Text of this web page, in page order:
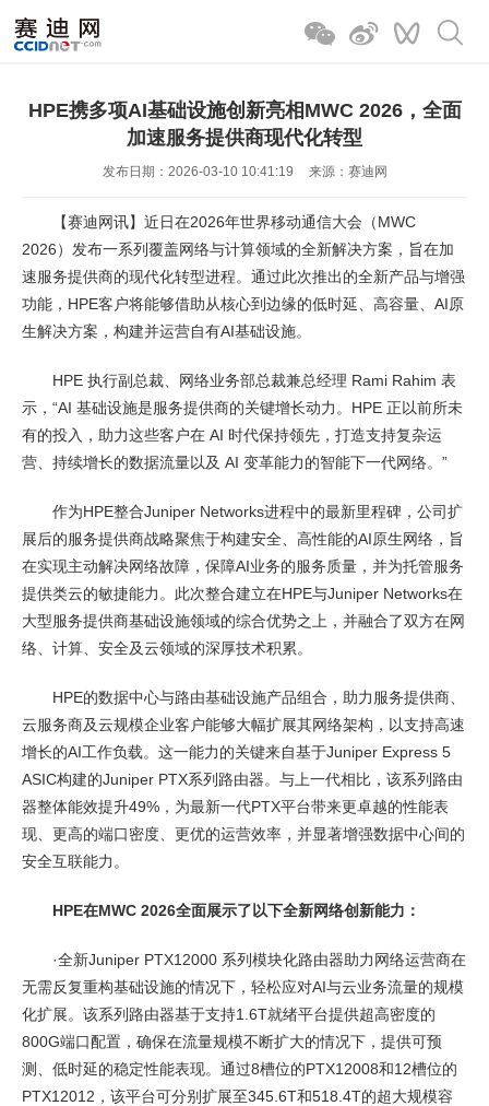
HPE携多项AI基础设施创新亮相MWC 2026，全面
加速服务提供商现代化转型
发布日期：2026-03-10 10:41:19 来源：赛迪网
【赛迪网讯】近日在2026年世界移动通信大会（MWC
2026）发布一系列覆盖网络与计算领域的全新解决方案，旨在加
速服务提供商的现代化转型进程。通过此次推出的全新产品与增强
功能，HPE客户将能够借助从核心到边缘的低时延、高容量、AI原
生解决方案，构建并运营自有AI基础设施。
HPE 执行副总裁、网络业务部总裁兼总经理 Rami Rahim 表
示，“AI 基础设施是服务提供商的关键增长动力。HPE 正以前所未
有的投入，助力这些客户在 AI 时代保持领先，打造支持复杂运
营、持续增长的数据流量以及 AI 变革能力的智能下一代网络。”
作为HPE整合Juniper Networks进程中的最新里程碑，公司扩
展后的服务提供商战略聚焦于构建安全、高性能的AI原生网络，旨
在实现主动解决网络故障，保障AI业务的服务质量，并为托管服务
提供类云的敏捷能力。此次整合建立在HPE与Juniper Networks在
大型服务提供商基础设施领域的综合优势之上，并融合了双方在网
络、计算、安全及云领域的深厚技术积累。
HPE的数据中心与路由基础设施产品组合，助力服务提供商、
云服务商及云规模企业客户能够大幅扩展其网络架构，以支持高速
增长的AI工作负载。这一能力的关键来自基于Juniper Express 5
ASIC构建的Juniper PTX系列路由器。与上一代相比，该系列路由
器整体能效提升49%，为最新一代PTX平台带来更卓越的性能表
现、更高的端口密度、更优的运营效率，并显著增强数据中心间的
安全互联能力。
HPE在MWC 2026全面展示了以下全新网络创新能力：
·全新Juniper PTX12000 系列模块化路由器助力网络运营商在
无需反复重构基础设施的情况下，轻松应对AI与云业务流量的规模
化扩展。该系列路由器基于支持1.6T就绪平台提供超高密度的
800G端口配置，确保在流量规模不断扩大的情况下，提供可预
测、低时延的稳定性能表现。通过8槽位的PTX12008和12槽位的
PTX12012，该平台可分别扩展至345.6T和518.4T的超大规模容